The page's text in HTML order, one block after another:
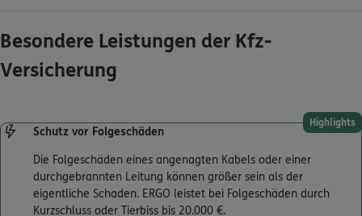
Besondere Leistungen der Kfz-
Versicherung
Highlights
Schutz vor Folgeschäden
Die Folgeschäden eines angenagten Kabels oder einer
durchgebrannten Leitung können größer sein als der
eigentliche Schaden. ERGO leistet bei Folgeschäden durch
Kurzschluss oder Tierbiss bis 20.000 €.